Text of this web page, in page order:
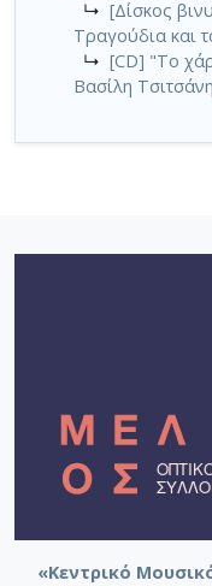
↳ [Δίσκος
Τραγούδια και
↳ [CD] "Το
Βασίλη Τσιτσάνη
«Κεντρικό